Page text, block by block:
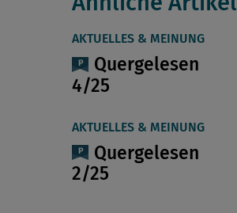
AKTUELLES & MEINUNG
Quergelesen
4/25
AKTUELLES & MEINUNG
Quergelesen
2/25